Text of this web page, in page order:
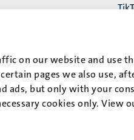
on our website and use
pages we also use,
ads, but only with your
cookies only. View